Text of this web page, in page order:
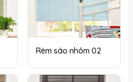
Rèm sáo nhôm 02